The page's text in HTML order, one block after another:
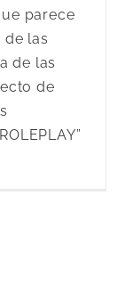
parece
de las
de las
de